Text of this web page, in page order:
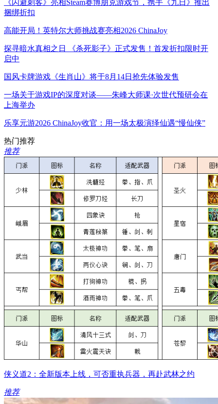
《闪避刺客》亮相Steam赛博朋克游戏节，携手《九日》推出
捆绑折扣
高能开局！英特尔大师挑战赛亮相2026 ChinaJoy
探寻暗水真相之日 《杀死影子》正式发售！首发折扣限时开
启中
国风卡牌游戏《生肖山》将于8月14日抢先体验发售
一场关于游戏IP的深度对谈——朱峰大师课·次世代预研会在
上海举办
乐享元游2026 ChinaJoy收官：用一场太极演绎仙遇“慢仙侠”
热门推荐
推荐
侠义道2：全新版本上线，可否重执兵器，再赴武林之约
推荐